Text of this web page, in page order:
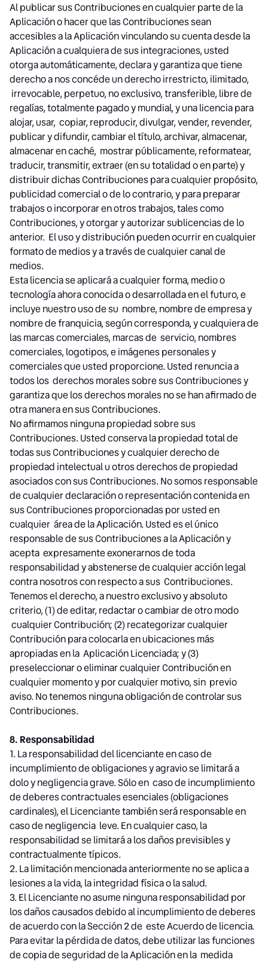
Al publicar sus Contribuciones en cualquier parte de la
Aplicación o hacer que las Contribuciones sean
accesibles a la Aplicación vinculando su cuenta desde la
Aplicación a cualquiera de sus integraciones, usted
otorga automáticamente, declara y garantiza que tiene
derecho a nos concéde un derecho irrestricto, ilimitado,
irrevocable, perpetuo, no exclusivo, transferible, libre de
regalías, totalmente pagado y mundial, y una licencia para
alojar, usar, copiar, reproducir, divulgar, vender, revender,
publicar y difundir, cambiar el título, archivar, almacenar,
almacenar en caché, mostrar públicamente, reformatear,
traducir, transmitir, extraer (en su totalidad o en parte) y
distribuir dichas Contribuciones para cualquier propósito,
publicidad comercial o de lo contrario, y para preparar
trabajos o incorporar en otros trabajos, tales como
Contribuciones, y otorgar y autorizar sublicencias de lo
anterior. El uso y distribución pueden ocurrir en cualquier
formato de medios y a través de cualquier canal de
medios.
Esta licencia se aplicará a cualquier forma, medio o
tecnología ahora conocida o desarrollada en el futuro, e
incluye nuestro uso de su nombre, nombre de empresa y
nombre de franquicia, según corresponda, y cualquiera de
las marcas comerciales, marcas de servicio, nombres
comerciales, logotipos, e imágenes personales y
comerciales que usted proporcione. Usted renuncia a
todos los derechos morales sobre sus Contribuciones y
garantiza que los derechos morales no se han afirmado de
otra manera en sus Contribuciones.
No afirmamos ninguna propiedad sobre sus
Contribuciones. Usted conserva la propiedad total de
todas sus Contribuciones y cualquier derecho de
propiedad intelectual u otros derechos de propiedad
asociados con sus Contribuciones. No somos responsable
de cualquier declaración o representación contenida en
sus Contribuciones proporcionadas por usted en
cualquier área de la Aplicación. Usted es el único
responsable de sus Contribuciones a la Aplicación y
acepta expresamente exonerarnos de toda
responsabilidad y abstenerse de cualquier acción legal
contra nosotros con respecto a sus Contribuciones.
Tenemos el derecho, a nuestro exclusivo y absoluto
criterio, (1) de editar, redactar o cambiar de otro modo
cualquier Contribución; (2) recategorizar cualquier
Contribución para colocarla en ubicaciones más
apropiadas en la Aplicación Licenciada; y (3)
preseleccionar o eliminar cualquier Contribución en
cualquier momento y por cualquier motivo, sin previo
aviso. No tenemos ninguna obligación de controlar sus
Contribuciones.
8. Responsabilidad
1. La responsabilidad del licenciante en caso de
incumplimiento de obligaciones y agravio se limitará a
dolo y negligencia grave. Sólo en caso de incumplimiento
de deberes contractuales esenciales (obligaciones
cardinales), el Licenciante también será responsable en
caso de negligencia leve. En cualquier caso, la
responsabilidad se limitará a los daños previsibles y
contractualmente típicos.
2. La limitación mencionada anteriormente no se aplica a
lesiones a la vida, la integridad física o la salud.
3. El Licenciante no asume ninguna responsabilidad por
los daños causados debido al incumplimiento de deberes
de acuerdo con la Sección 2 de este Acuerdo de licencia.
Para evitar la pérdida de datos, debe utilizar las funciones
de copia de seguridad de la Aplicación en la medida